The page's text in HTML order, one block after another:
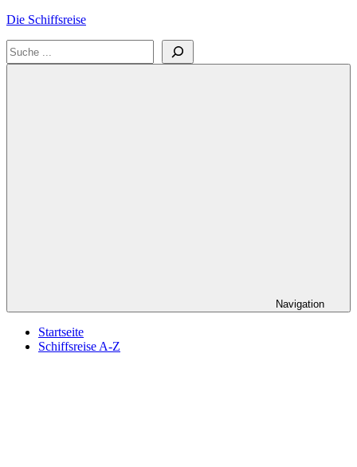
Zum
springen
Die Schiffsreise
Literatur-
Suchen
Navigation
Startseite
Schiffsreise A-Z